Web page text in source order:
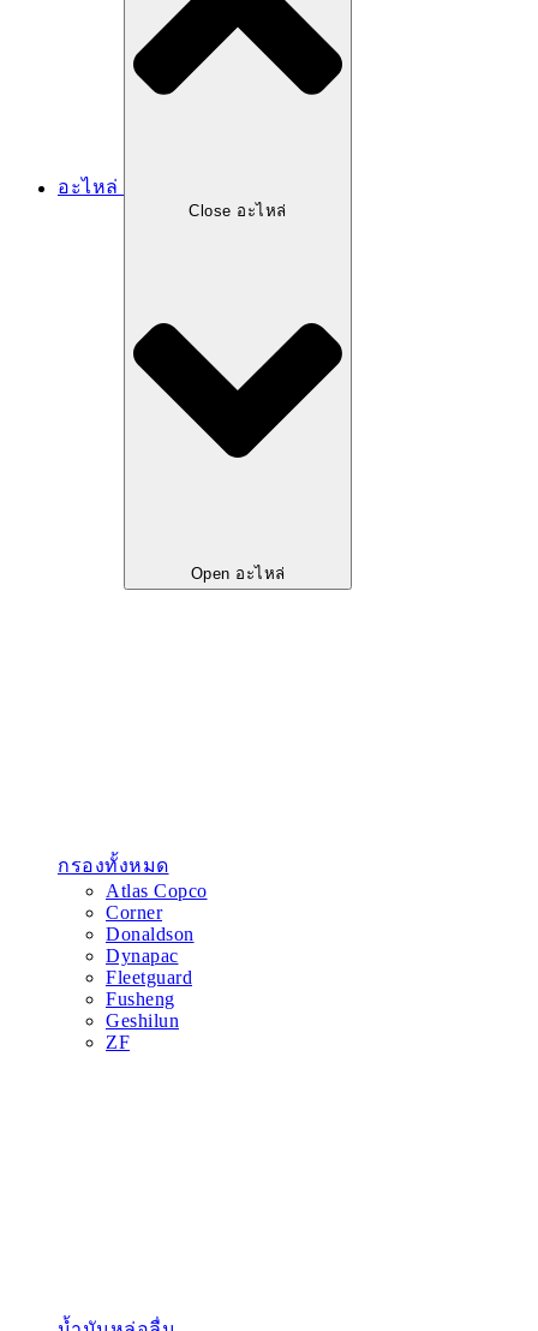
อะไหล่
Close อะไหล่
Open อะไหล่
กรองทั้งหมด
Atlas Copco
Corner
Donaldson
Dynapac
Fleetguard
Fusheng
Geshilun
ZF